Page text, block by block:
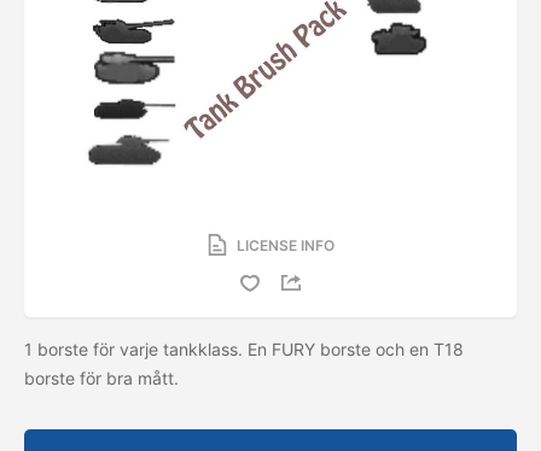
LICENSE INFO
1 borste för varje tankklass. En FURY borste och en T18
borste för bra mått.